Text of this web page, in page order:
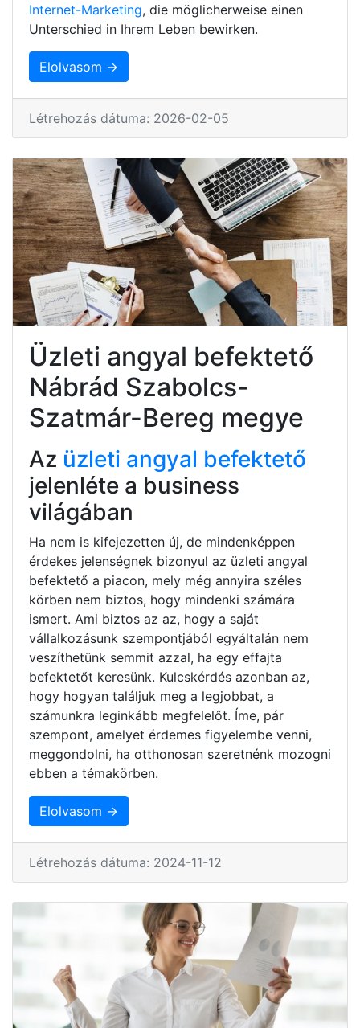
Internet-Marketing, die möglicherweise einen
Unterschied in Ihrem Leben bewirken.
Elolvasom →
Létrehozás dátuma: 2026-02-05
Üzleti angyal befektető
Nábrád Szabolcs-
Szatmár-Bereg megye
Az üzleti angyal befektető
jelenléte a business
világában
Ha nem is kifejezetten új, de mindenképpen
érdekes jelenségnek bizonyul az üzleti angyal
befektető a piacon, mely még annyira széles
körben nem biztos, hogy mindenki számára
ismert. Ami biztos az az, hogy a saját
vállalkozásunk szempontjából egyáltalán nem
veszíthetünk semmit azzal, ha egy effajta
befektetőt keresünk. Kulcskérdés azonban az,
hogy hogyan találjuk meg a legjobbat, a
számunkra leginkább megfelelőt. Íme, pár
szempont, amelyet érdemes figyelembe venni,
meggondolni, ha otthonosan szeretnénk mozogni
ebben a témakörben.
Elolvasom →
Létrehozás dátuma: 2024-11-12